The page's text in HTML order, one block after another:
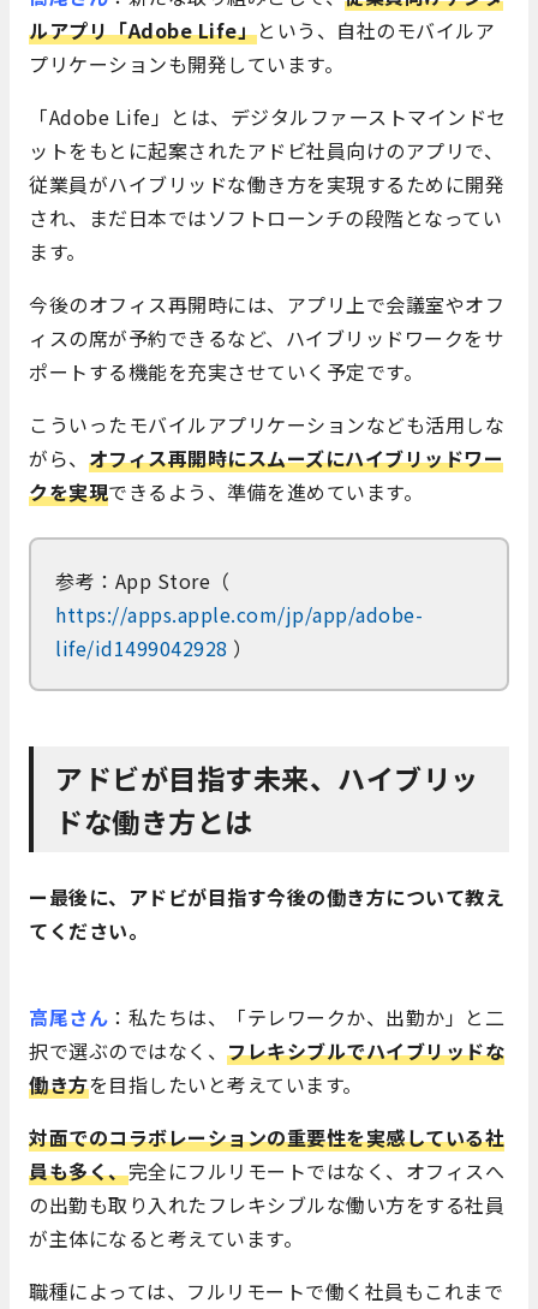
ルアプリ「Adobe Life」という、自社のモバイルア
プリケーションも開発しています。
「Adobe Life」とは、デジタルファーストマインドセ
ットをもとに起案されたアドビ社員向けのアプリで、
従業員がハイブリッドな働き方を実現するために開発
され、まだ日本ではソフトローンチの段階となってい
ます。
今後のオフィス再開時には、アプリ上で会議室やオフ
ィスの席が予約できるなど、ハイブリッドワークをサ
ポートする機能を充実させていく予定です。
こういったモバイルアプリケーションなども活用しな
がら、 オフィス再開時にスムーズにハイブリッドワー
クを実現できるよう、準備を進めています。
参考：App Store（
https://apps.apple.com/jp/app/adobe-
life/id1499042928 ）
アドビが目指す未来、ハイブリッ
ドな働き方とは
ー最後に、アドビが目指す今後の働き方について教え
てください。
高尾さん ：私たちは、「テレワークか、出勤か」と二
択で選ぶのではなく、 フレキシブルでハイブリッドな
働き方を目指したいと考えています。
対面でのコラボレーションの重要性を実感している社
員も多く、完全にフルリモートではなく、オフィスへ
の出勤も取り入れたフレキシブルな働い方をする社員
が主体になると考えています。
職種によっては、フルリモートで働く社員もこれまで